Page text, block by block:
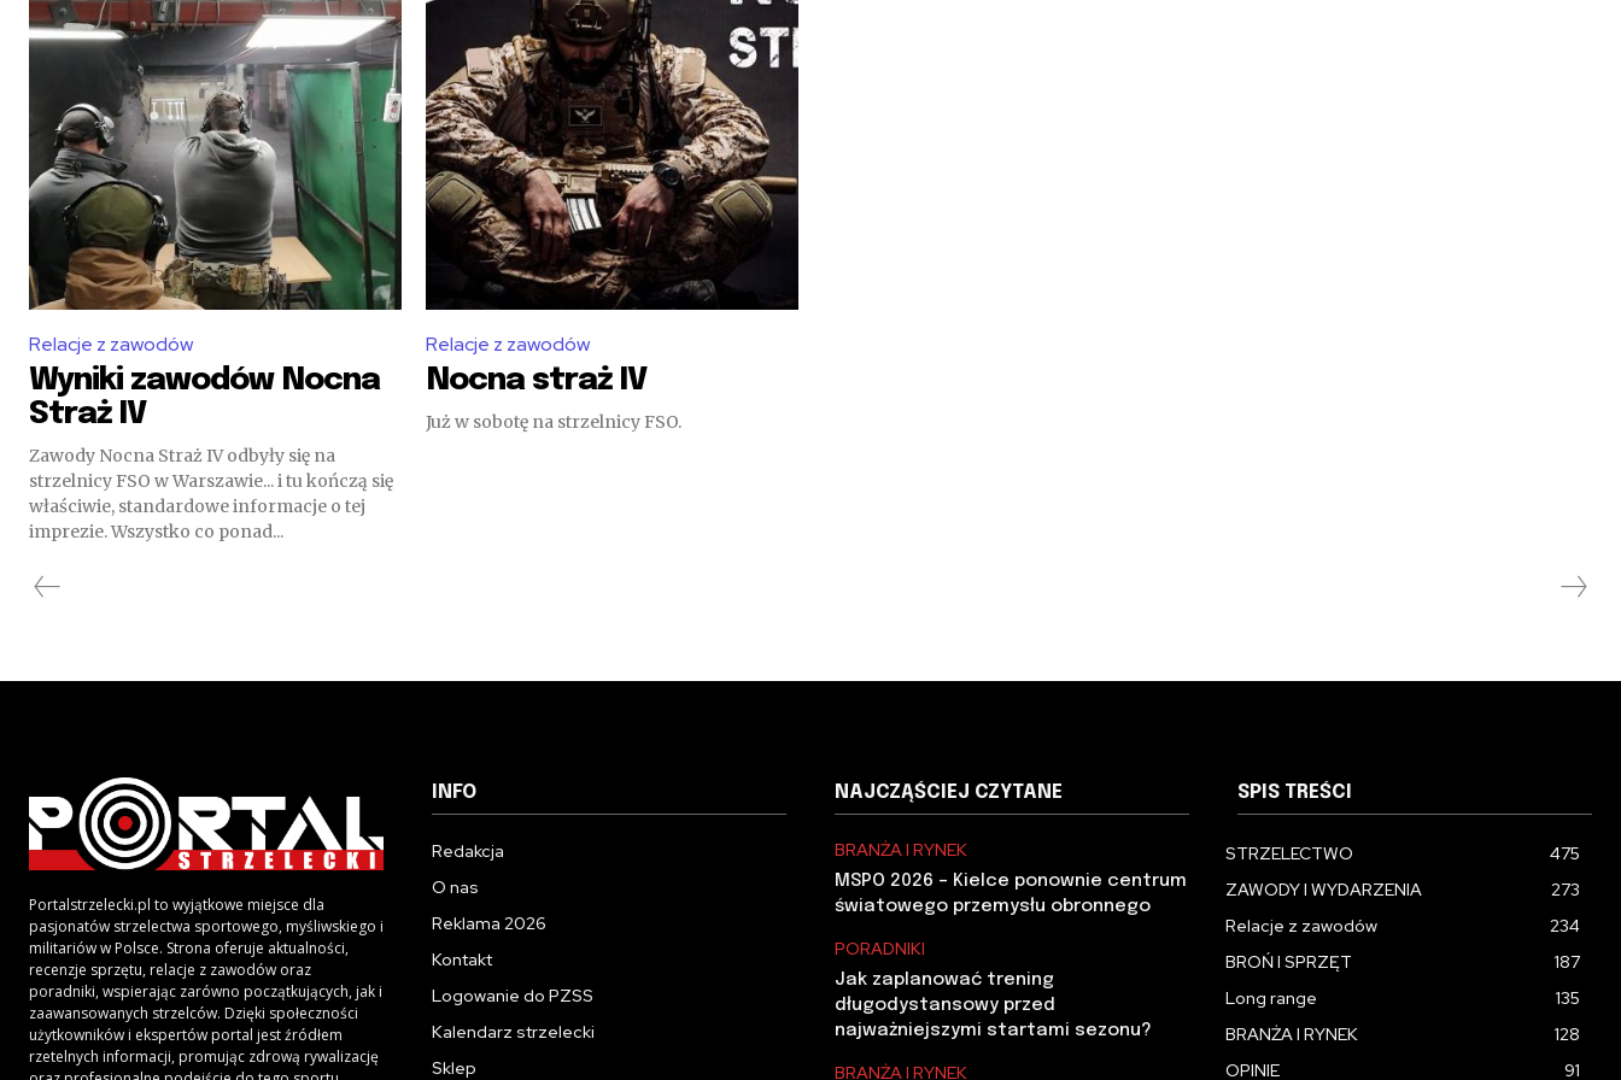
Relacje z zawodów
Wyniki zawodów Nocna
Straż IV
Zawody Nocna Straż IV odbyły się na
strzelnicy FSO w Warszawie... i tu kończą się
właściwie, standardowe informacje o tej
imprezie. Wszystko co ponad...
Relacje z zawodów
Nocna straż IV
Już w sobotę na strzelnicy FSO.
Portalstrzelecki.pl to wyjątkowe miejsce dla
pasjonatów strzelectwa sportowego, myśliwskiego i
militariów w Polsce. Strona oferuje aktualności,
recenzje sprzętu, relacje z zawodów oraz
poradniki, wspierając zarówno początkujących, jak i
zaawansowanych strzelców. Dzięki społeczności
użytkowników i ekspertów portal jest źródłem
rzetelnych informacji, promując zdrową rywalizację
INFO
Redakcja
O nas
Reklama 2026
Kontakt
Logowanie do PZSS
Kalendarz strzelecki
Sklep
NAJCZĄŚCIEJ CZYTANE
BRANŻA I RYNEK
MSPO 2026 – Kielce ponownie centrum
światowego przemysłu obronnego
PORADNIKI
Jak zaplanować trening
długodystansowy przed
najważniejszymi startami sezonu?
BRANŻA I RYNEK
SPIS TREŚCI
STRZELECTWO
475
ZAWODY I WYDARZENIA
273
Relacje z zawodów
234
BROŃ I SPRZĘT
187
Long range
135
BRANŻA I RYNEK
128
OPINIE
91